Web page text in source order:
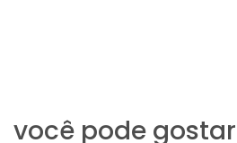
você pode